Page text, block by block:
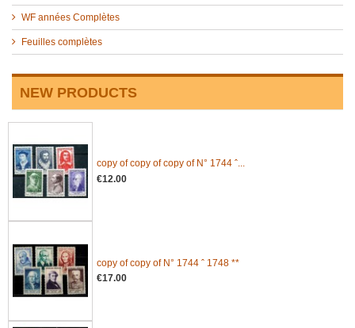
WF années Complètes
Feuilles complètes
NEW PRODUCTS
copy of copy of copy of N° 1744 ˆ...
€12.00
copy of copy of N° 1744 ˆ 1748 **
€17.00